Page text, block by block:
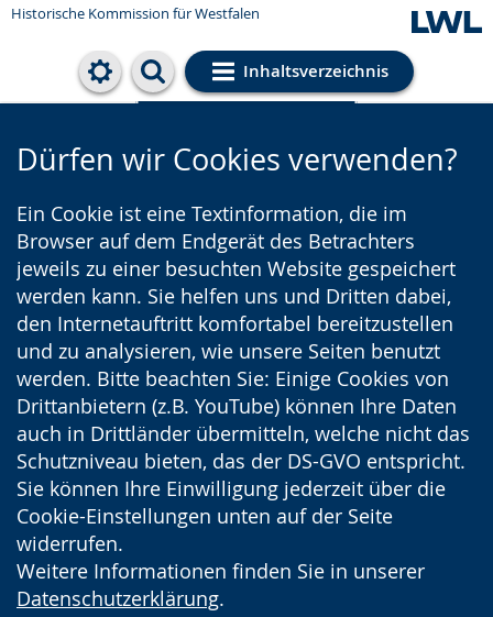
Historische Kommission für Westfalen
Inhaltsverzeichnis
Cookie-Einstellungen
Dürfen wir Cookies verwenden?
Ein Cookie ist eine Textinformation, die im
Browser auf dem Endgerät des Betrachters
jeweils zu einer besuchten Website gespeichert
werden kann. Sie helfen uns und Dritten dabei,
den Internetauftritt komfortabel bereitzustellen
und zu analysieren, wie unsere Seiten benutzt
werden. Bitte beachten Sie: Einige Cookies von
Drittanbietern (z.B. YouTube) können Ihre Daten
auch in Drittländer übermitteln, welche nicht das
Schutzniveau bieten, das der DS-GVO entspricht.
Sie können Ihre Einwilligung jederzeit über die
Cookie-Einstellungen unten auf der Seite
widerrufen.
Weitere Informationen finden Sie in unserer
Datenschutzerklärung.